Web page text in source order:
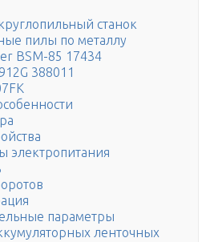
станок
пилы по металлу
BSM-85 17434
388011
электропитания
параметры
ленточных